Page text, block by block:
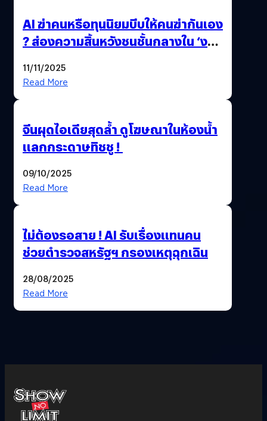
AI ฆ่าคนหรือทุนนิยมบีบให้คนฆ่ากันเอง
? ส่องความสิ้นหวังชนชั้นกลางใน ‘งาน
11/11/2025
Read More
จีนผุดไอเดียสุดล้ำ ดูโฆษณาในห้องน้ำ
แลกกระดาษทิชชู !
09/10/2025
Read More
ไม่ต้องรอสาย ! AI รับเรื่องแทนคน
ช่วยตำรวจสหรัฐฯ กรองเหตุฉุกเฉิน
28/08/2025
Read More